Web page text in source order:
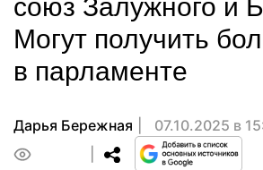
союз Залужного и
Могут получить
в парламенте
Дарья Бережная
07.10.2025 в